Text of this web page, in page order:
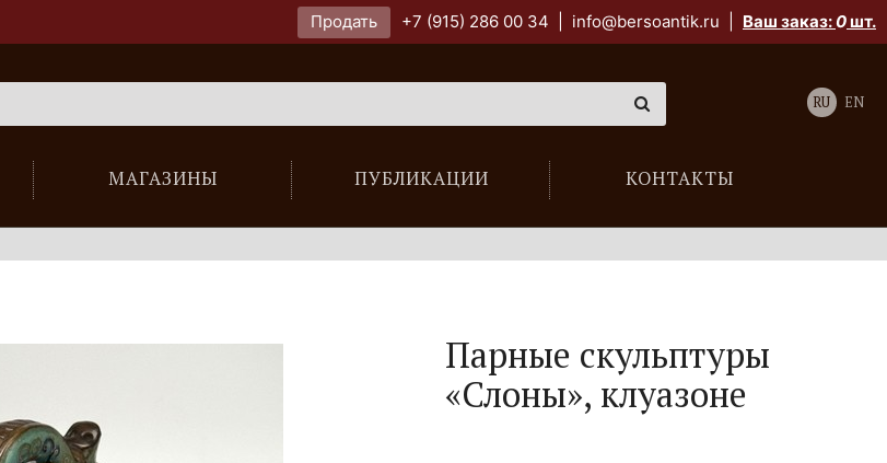
Продать +7 (915) 286 00 34 info@bersoantik.ru Ваш заказ:0шт.
МАГАЗИНЫ ПУБЛИКАЦИИ КОНТАКТЫ
RU EN
Парные скульптуры
«Слоны», клуазоне